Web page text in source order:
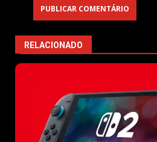
RELACIONADO